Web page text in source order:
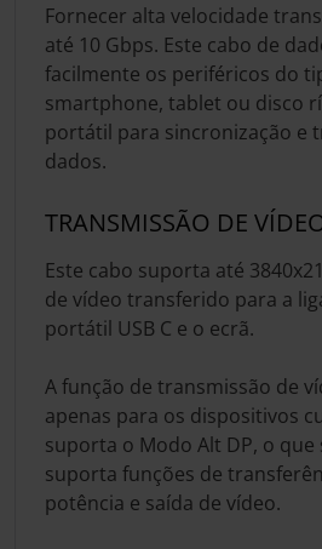
Fornecer alta velocidade
até 10 Gbps. Este cabo de
facilmente os periféricos do
smartphone, tablet ou disco
portátil para sincronização e
dados.
TRANSMISSÃO DE
Este cabo suporta até
de vídeo transferido para a
portátil USB C e o ecrã.
A função de transmissão de
apenas para os dispositivos
suporta o Modo Alt DP, o que
suporta funções de
potência e saída de vídeo.